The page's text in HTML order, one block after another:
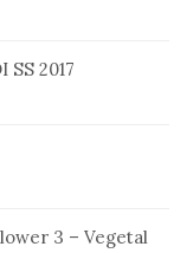
2017
3 – Vegetal